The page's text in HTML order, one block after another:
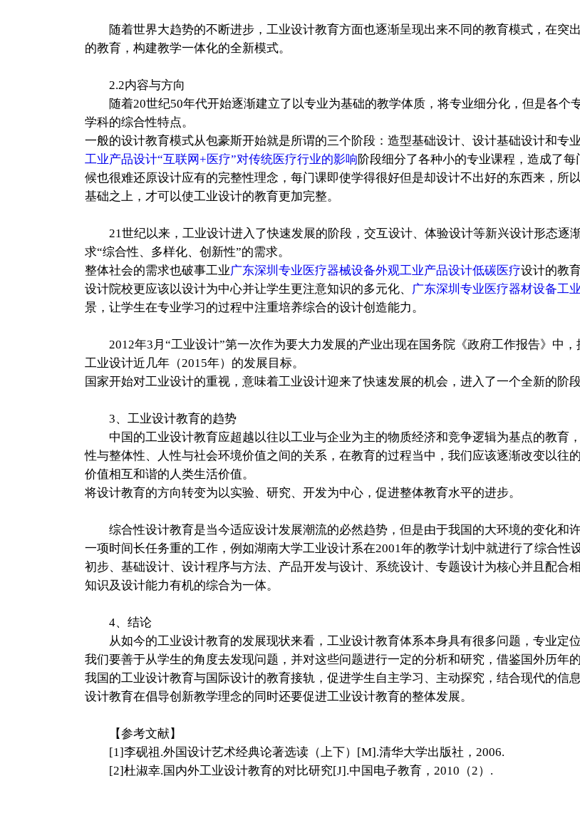
随着世界大趋势的不断进步，工业设计教育方面也逐渐呈现出来不同的教育模式，在突
的教育，构建教学一体化的全新模式。
2.2内容与方向
随着20世纪50年代开始逐渐建立了以专业为基础的教学体质，将专业细分化，但是各个
学科的综合性特点。
一般的设计教育模式从包豪斯开始就是所谓的三个阶段：造型基础设计、设计基础设计和专
工业产品设计“互联网+医疗”对传统医疗行业的影响阶段细分了各种小的专业课程，造成了
候也很难还原设计应有的完整性理念，每门课即使学得很好但是却设计不出好的东西来，所
基础之上，才可以使工业设计的教育更加完整。
21世纪以来，工业设计进入了快速发展的阶段，交互设计、体验设计等新兴设计形态逐
求“综合性、多样化、创新性”的需求。
整体社会的需求也破事工业广东深圳专业医疗器械设备外观工业产品设计低碳医疗设计的教
设计院校更应该以设计为中心并让学生更注意知识的多元化、
广东深圳专业医疗器材设备工
景，让学生在专业学习的过程中注重培养综合的设计创造能力。
2012年3月“工业设计”第一次作为要大力发展的产业出现在国务院《政府工作报告》中，
工业设计近几年（2015年）的发展目标。
国家开始对工业设计的重视，意味着工业设计迎来了快速发展的机会，进入了一个全新的阶段
3、工业设计教育的趋势
中国的工业设计教育应超越以往以工业与企业为主的物质经济和竞争逻辑为基点的教育
性与整体性、人性与社会环境价值之间的关系，在教育的过程当中，我们应该逐渐改变以往
价值相互和谐的人类生活价值。
将设计教育的方向转变为以实验、研究、开发为中心，促进整体教育水平的进步。
综合性设计教育是当今适应设计发展潮流的必然趋势，但是由于我国的大环境的变化和
一项时间长任务重的工作，例如湖南大学工业设计系在2001年的教学计划中就进行了综合
初步、基础设计、设计程序与方法、产品开发与设计、系统设计、专题设计为核心并且配合
知识及设计能力有机的综合为一体。
4、结论
从如今的工业设计教育的发展现状来看，工业设计教育体系本身具有很多问题，专业定位
我们要善于从学生的角度去发现问题，并对这些问题进行一定的分析和研究，借鉴国外历年
我国的工业设计教育与国际设计的教育接轨，促进学生自主学习、主动探究，结合现代的信
设计教育在倡导创新教学理念的同时还要促进工业设计教育的整体发展。
【参考文献】
[1]李砚祖.外国设计艺术经典论著选读（上下）[M].清华大学出版社，2006.
[2]杜淑幸.国内外工业设计教育的对比研究[J].中国电子教育，2010（2）.